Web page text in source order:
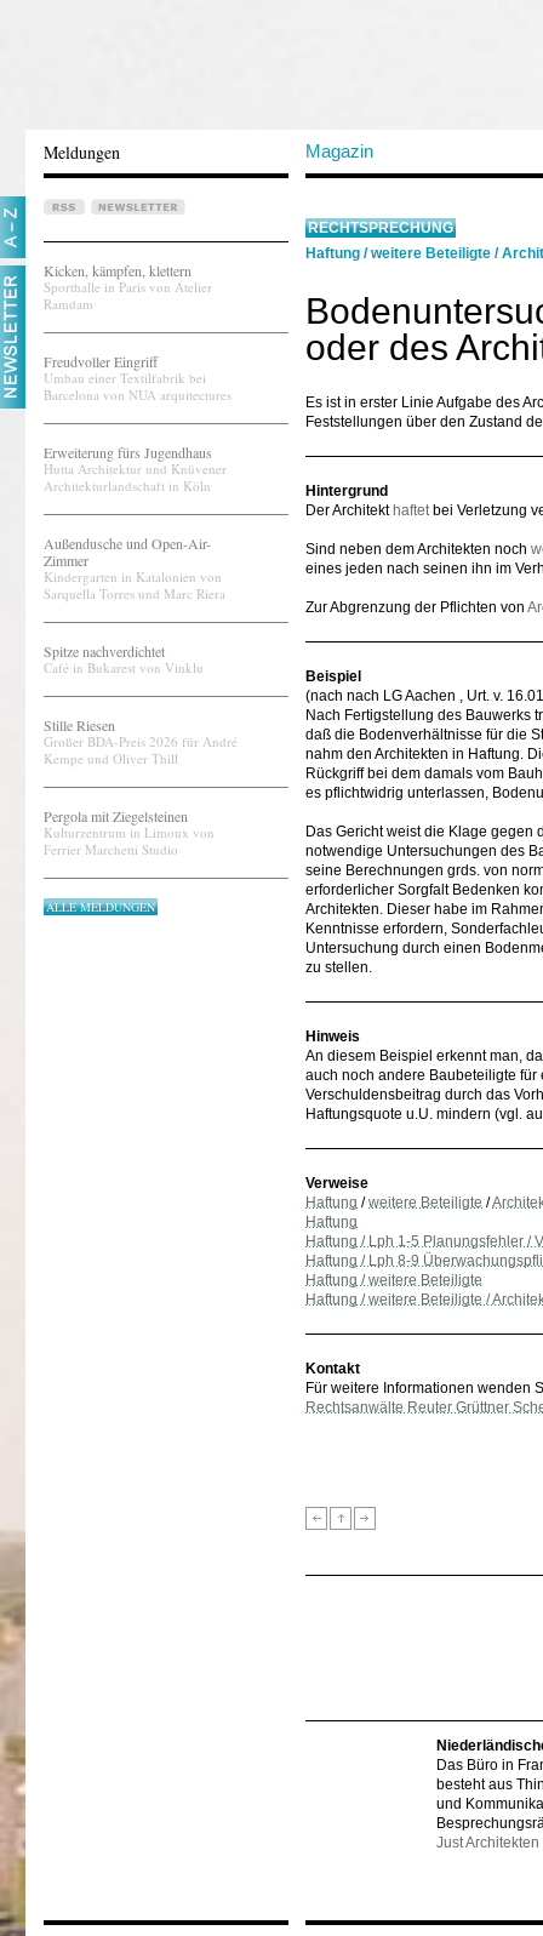
Meldungen Magazin
Kicken, kämpfen, klettern
Sporthalle in Paris von Atelier
Ramdam
Freudvoller Eingriff
Umbau einer Textilfabrik bei
Barcelona von NUA arquitectures
Erweiterung fürs Jugendhaus
Hutta Architektur und Knüvener
Architekturlandschaft in Köln
Außendusche und Open-Air-
Zimmer
Kindergarten in Katalonien von
Sarquella Torres und Marc Riera
Spitze nachverdichtet
Café in Bukarest von Vinklu
Stille Riesen
Großer BDA-Preis 2026 für André
Kempe und Oliver Thill
Pergola mit Ziegelsteinen
Kulturzentrum in Limoux von
Ferrier Marchetti Studio
ALLE MELDUNGEN
RECHTSPRECHUNG
Haftung /weitere Beteiligte /
oder des
Es ist in erster Linie Aufgabe des
Feststellungen über den Zustand
Hintergrund
Der Architekt haftetbei Verletzung
Sind neben dem Architekten noch
eines jeden nach seinen ihn im
Zur Abgrenzung der Pflichten von
Beispiel
(nach nach LG Aachen , Urt. v.
Nach Fertigstellung des Bauwerks
daß die Bodenverhältnisse für die
nahm den Architekten in Haftung.
Rückgriff bei dem damals vom
es pflichtwidrig unterlassen,
Das Gericht weist die Klage gegen
notwendige Untersuchungen des
seine Berechnungen grds. von
erforderlicher Sorgfalt Bedenken
Architekten. Dieser habe im
Kenntnisse erfordern,
Untersuchung durch einen
zu stellen.
Hinweis
An diesem Beispiel erkennt man,
auch noch andere Baubeteiligte
Verschuldensbeitrag durch das
Haftungsquote u.U. mindern (vgl.
Verweise
Haftung /weitere Beteiligte /
Haftung
Haftung / Lph 1-5 Planungsfehler /
Haftung / Lph 8-9
Haftung / weitere Beteiligte
Haftung / weitere Beteiligte /
Kontakt
Für weitere Informationen wenden
Rechtsanwälte Reuter Grüttner
Das Büro in
besteht aus
und
Just Architekten